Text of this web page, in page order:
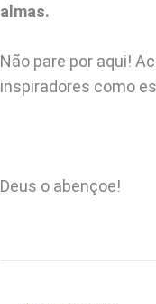
almas.
Não pare por aqui!
inspiradores como
Deus o abençoe!